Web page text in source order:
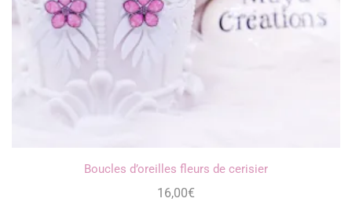
Boucles d’oreilles fleurs de cerisier
16,00€